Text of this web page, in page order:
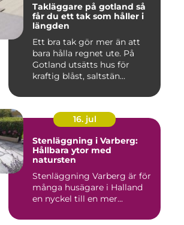
Takläggare på gotland så
får du ett tak som håller i
längden
Ett bra tak gör mer än att
bara hålla regnet ute. På
Gotland utsätts hus för
kraftig blåst, saltstän...
16. jul
Stenläggning i Varberg:
Hållbara ytor med
natursten
Stenläggning Varberg är för
många husägare i Halland
en nyckel till en mer...